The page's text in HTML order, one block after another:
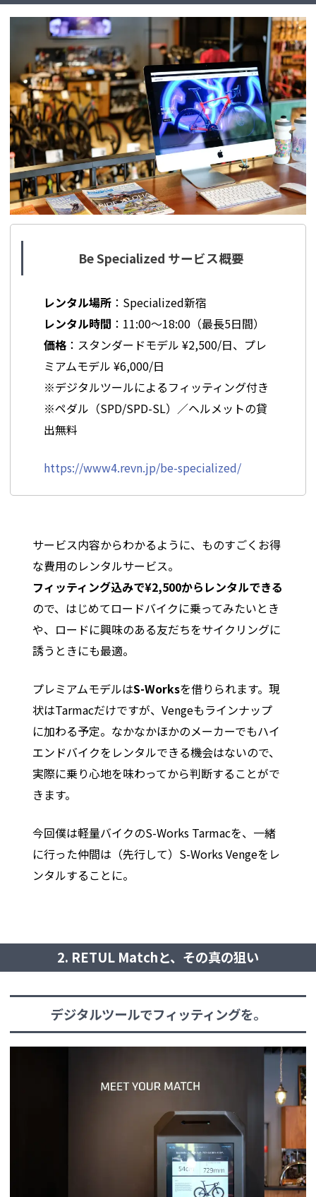
Be Specialized サービス概要
レンタル場所 ：Specialized新宿
レンタル時間 ：11:00〜18:00（最長5日間）
価格 ：スタンダードモデル ¥2,500/日、プレ
ミアムモデル ¥6,000/日
※デジタルツールによるフィッティング付き
※ペダル（SPD/SPD-SL）／ヘルメットの貸
出無料
https://www4.revn.jp/be-specialized/
サービス内容からわかるように、ものすごくお得
な費用のレンタルサービス。
フィッティング込みで¥2,500からレンタルできる
ので、はじめてロードバイクに乗ってみたいとき
や、ロードに興味のある友だちをサイクリングに
誘うときにも最適。
プレミアムモデルはS-Worksを借りられます。現
状はTarmacだけですが、Vengeもラインナップ
に加わる予定。なかなかほかのメーカーでもハイ
エンドバイクをレンタルできる機会はないので、
実際に乗り心地を味わってから判断することがで
きます。
今回僕は軽量バイクのS-Works Tarmacを、一緒
に行った仲間は（先行して）S-Works Vengeをレ
ンタルすることに。
2. RETUL Matchと、その真の狙い
デジタルツールでフィッティングを。